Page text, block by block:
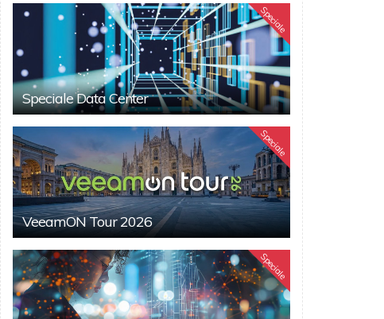
Speciale
Speciale Data Center
Speciale
VeeamON Tour 2026
Speciale